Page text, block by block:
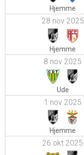
Hjemme
28 nov 2025
Hjemme
8 nov 2025
Ude
1 nov 2025
Hjemme
26 okt 2025